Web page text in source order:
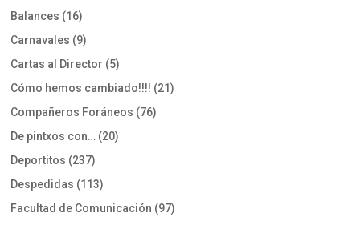
Balances (16)
Carnavales (9)
Cartas al Director (5)
Cómo hemos cambiado!!!! (21)
Compañeros Foráneos (76)
De pintxos con… (20)
Deportitos (237)
Despedidas (113)
Facultad de Comunicación (97)